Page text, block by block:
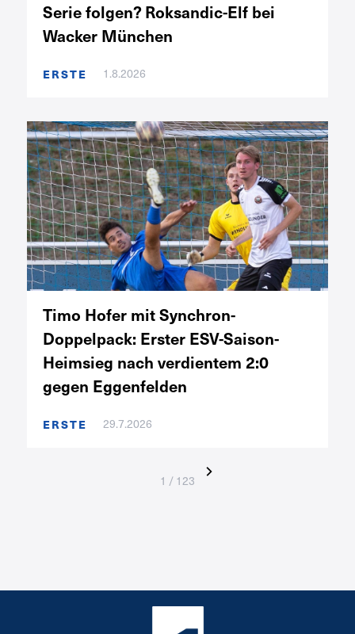
Serie folgen? Roksandic-Elf bei
Wacker München
ERSTE 1.8.2026
Timo Hofer mit Synchron-
Doppelpack: Erster ESV-Saison-
Heimsieg nach verdientem 2:0
gegen Eggenfelden
ERSTE 29.7.2026
1 / 123